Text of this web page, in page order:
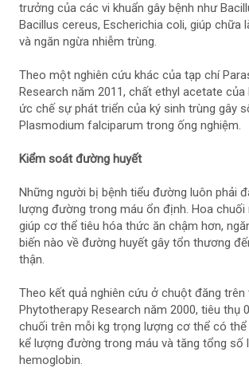
trưởng của các vi khuẩn gây bệnh như
Bacillus cereus, Escherichia coli, giúp chữa
và ngăn ngừa nhiễm trùng.
Theo một nghiên cứu khác của tạp chí
Research năm 2011, chất ethyl acetate
ức chế sự phát triển của ký sinh trùng gây
Plasmodium falciparum trong ống nghiệm.
Kiểm soát đường huyết
Những người bị bệnh tiểu đường luôn phải
lượng đường trong máu ổn định. Hoa chuối
giúp cơ thể tiêu hóa thức ăn chậm hơn,
biến nào về đường huyết gây tổn thương
thận.
Theo kết quả nghiên cứu ở chuột đăng trên
Phytotherapy Research năm 2000, tiêu thụ
chuối trên mỗi kg trọng lượng cơ thể có thể
kể lượng đường trong máu và tăng tổng số
hemoglobin.